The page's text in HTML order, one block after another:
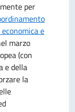
per
e
marzo
(con
e della
la